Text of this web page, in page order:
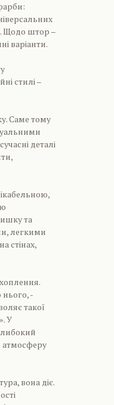
Щодо штор –
варіанти.
стилі –
Саме тому
деталі
та
легкими
стінах,
-
такої
У
атмосферу
вона діє.